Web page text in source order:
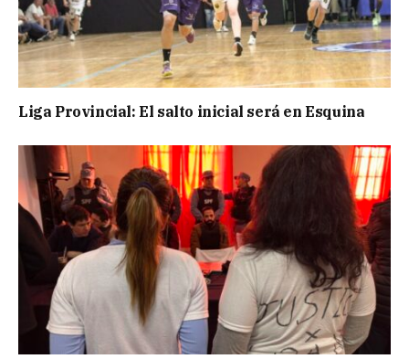
Liga Provincial: El salto inicial será en Esquina